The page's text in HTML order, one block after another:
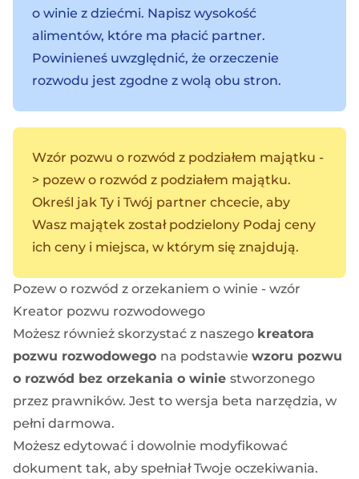
o winie z dziećmi. Napisz wysokość
alimentów, które ma płacić partner.
Powinieneś uwzględnić, że orzeczenie
rozwodu jest zgodne z wolą obu stron.
Wzór pozwu o rozwód z podziałem majątku -
> pozew o rozwód z podziałem majątku.
Określ jak Ty i Twój partner chcecie, aby
Wasz majątek został podzielony Podaj ceny
ich ceny i miejsca, w którym się znajdują.
Pozew o rozwód z orzekaniem o winie - wzór
Kreator pozwu rozwodowego
Możesz również skorzystać z naszego kreatora
pozwu rozwodowego na podstawie wzoru pozwu
o rozwód bez orzekania o winie stworzonego
przez prawników. Jest to wersja beta narzędzia, w
pełni darmowa.
Możesz edytować i dowolnie modyfikować
dokument tak, aby spełniał Twoje oczekiwania.